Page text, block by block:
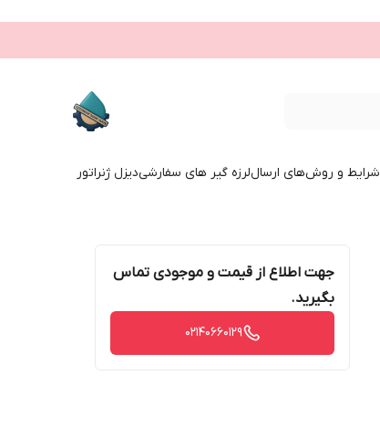
شرایط و روش‌های ارساللرزه گیر های سفارشیدیزل ژنراتور
جهت اطلاع از قیمت و موجودی تماس
بگیرید.
02140660129